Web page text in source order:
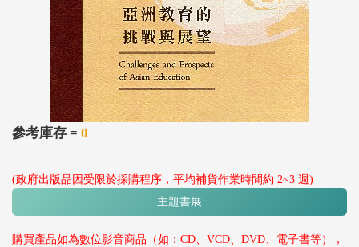
參考庫存 = 0
(政府出版品因受限於採購程序，平均補貨作業時間約 2~3 週)
主題書展
購買產品如為數位影音商品（如：CD、VCD、DVD、電子書等），